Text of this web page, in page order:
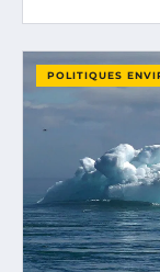
POLITIQUES